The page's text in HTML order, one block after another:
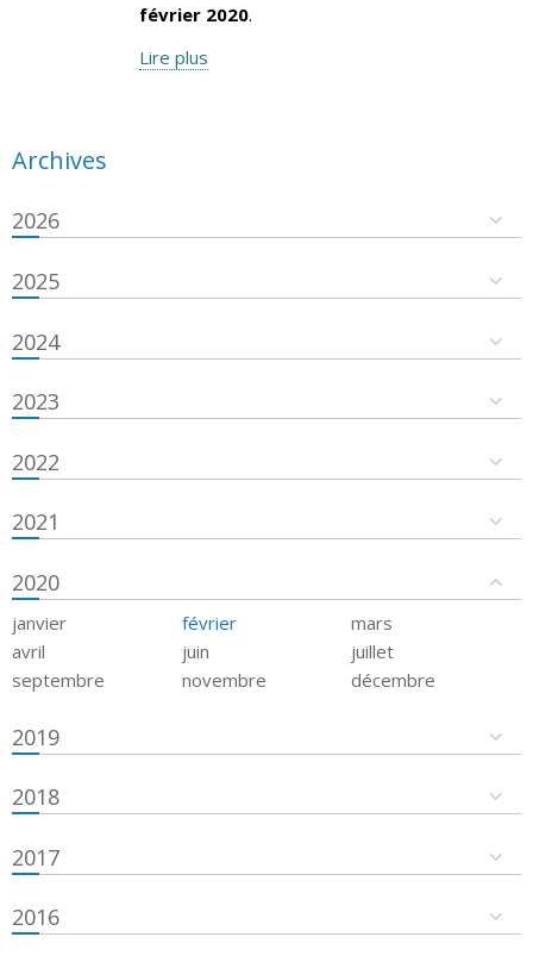
février 2020.
Lire plus
Archives
2026
2025
2024
2023
2022
2021
2020
janvier février
mars
avril
juin
juillet
septembre
novembre décembre
2019
2018
2017
2016